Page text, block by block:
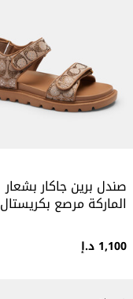
صندل برين جاكار بشعار
الماركة مرصع بكريستال
1,100 د.إ